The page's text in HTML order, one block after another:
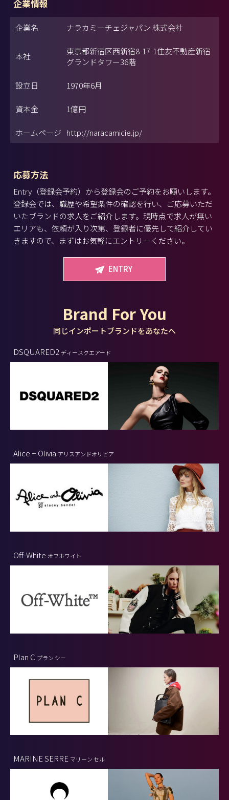
企業情報
企業名 ナラカミーチェジャパン 株式会社
本社
東京都新宿区西新宿8-17-1住友不動産新宿
グランドタワー36階
設立日 1970年6月
資本金 1億円
ホームページ http://naracamicie.jp/
応募方法
Entry（登録会予約）から登録会のご予約をお願いします。
登録会では、職歴や希望条件の確認を行い、ご応募いただ
いたブランドの求人をご紹介します。現時点で求人が無い
エリアも、依頼が入り次第、登録者に優先して紹介してい
きますので、まずはお気軽にエントリーください。
ENTRY
Brand For You
同じインポートブランドをあなたへ
DSQUARED2 ディースクエアード
Alice + Olivia アリスアンドオリビア
Off-White オフホワイト
Plan C プラン シー
MARINE SERRE マリーン セル